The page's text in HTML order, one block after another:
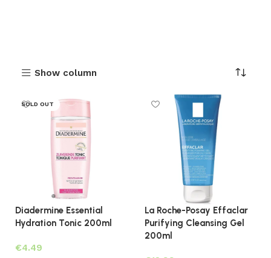
Show column
SOLD OUT
Diadermine Essential
Hydration Tonic 200ml
€
La Roche-Posay Effaclar
Purifying Cleansing Gel
200ml